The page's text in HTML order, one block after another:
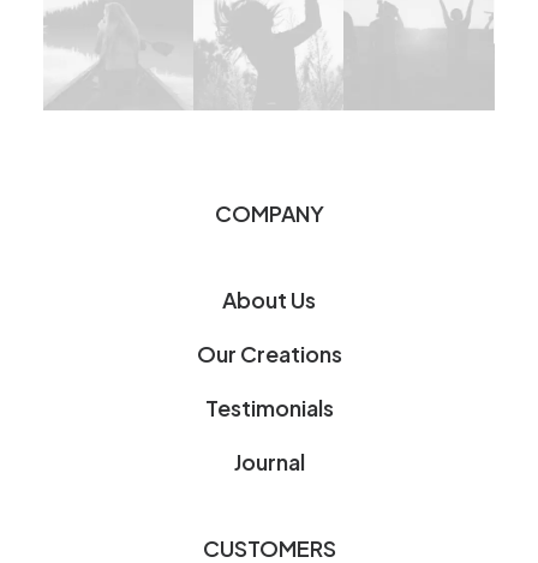
COMPANY
About Us
Our Creations
Testimonials
Journal
CUSTOMERS